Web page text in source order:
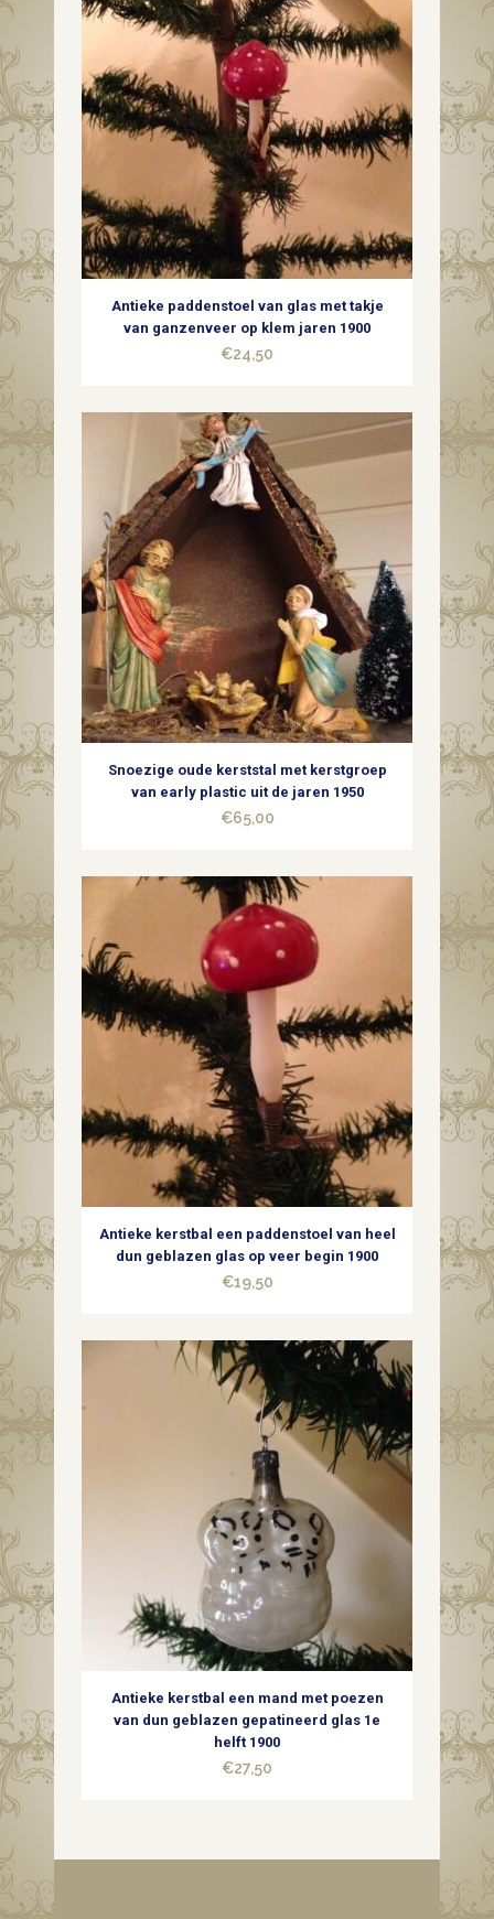
geblazen
glas
zilver
1e
helft
1900
Antieke paddenstoel van glas met takje
van ganzenveer op klem jaren 1900
€24,50
Snoezige oude kerststal met kerstgroep
van early plastic uit de jaren 1950
€65,00
Antieke kerstbal een paddenstoel van heel
dun geblazen glas op veer begin 1900
€19,50
Antieke kerstbal een mand met poezen
van dun geblazen gepatineerd glas 1e
helft 1900
€27,50